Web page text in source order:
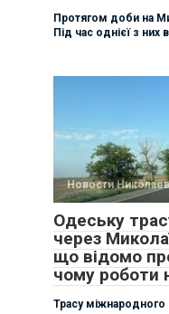
Протягом доби на
Під час однієї з них
Новости
Одеську
через
що відомо
чому роботи
Трасу